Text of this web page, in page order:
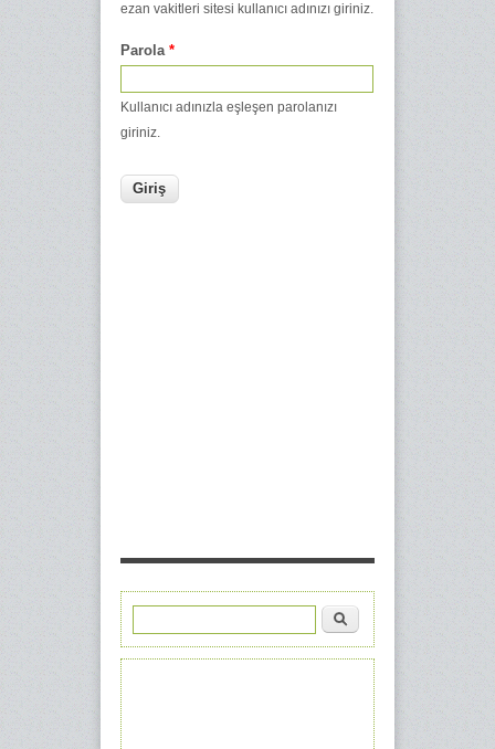
ezan vakitleri sitesi kullanıcı adınızı giriniz.
Parola *
Kullanıcı adınızla eşleşen parolanızı
giriniz.
Arama formu
Ara